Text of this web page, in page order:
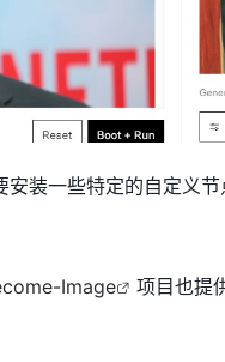
装一些特定的自定义
Image
项目也提